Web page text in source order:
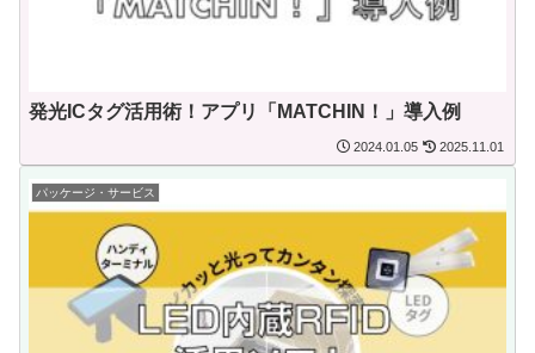
発光ICタグ活用術！アプリ「MATCHIN！」導入例
2024.01.05 2025.11.01
パッケージ・サービス